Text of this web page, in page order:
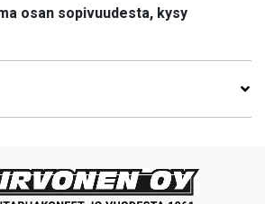
osan sopivuudesta, kysy